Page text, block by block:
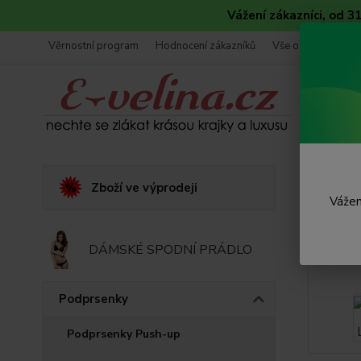
Vážení zákazníci, od
Věrnostní program Hodnocení zákazníků Vše o nákupu
Zboží ve výprodeji
DÁMSKÉ SPODNÍ PRÁDLO
Podprsenky
Podprsenky Push-up